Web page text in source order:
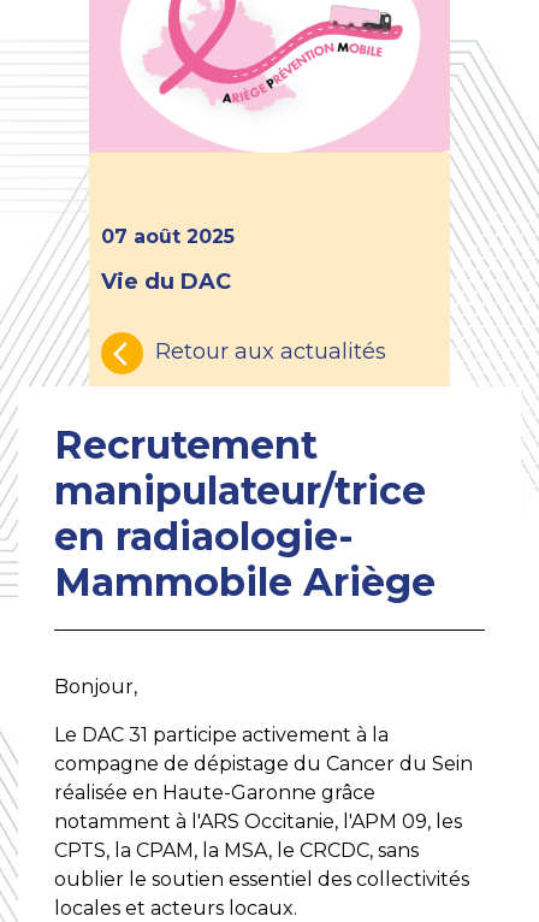
07 août 2025
Vie du DAC
Retour aux actualités
Recrutement
manipulateur/trice
en radiaologie-
Mammobile Ariège
Bonjour,
Le DAC 31 participe activement à la
compagne de dépistage du Cancer du Sein
réalisée en Haute-Garonne grâce
notamment à l'ARS Occitanie, l'APM 09, les
CPTS, la CPAM, la MSA, le CRCDC, sans
oublier le soutien essentiel des collectivités
locales et acteurs locaux.